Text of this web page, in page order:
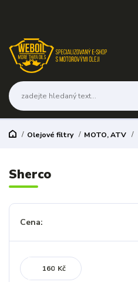
Olejové filtry MOTO, ATV
Sherco
Cena:
Kč